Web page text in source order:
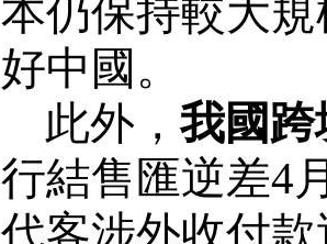
本仍保持較大
好中國。
此外，我國
行結售匯逆差4
代客涉外收付